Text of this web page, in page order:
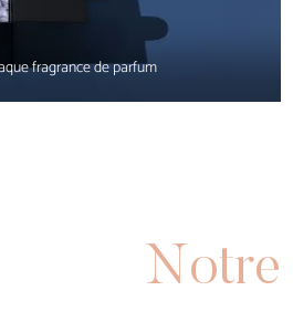
fragrance de parfum
Notre